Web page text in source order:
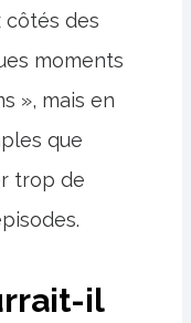
côtés des
moments
», mais en
que
trop de
il